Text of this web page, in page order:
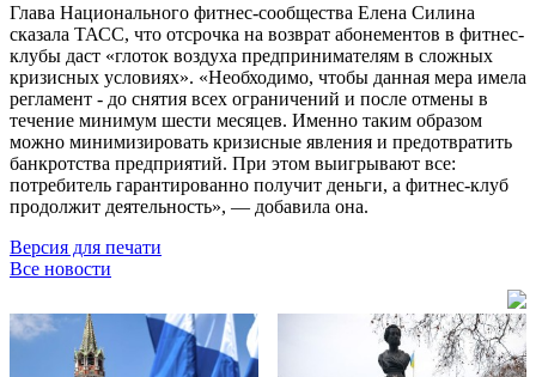
Глава Национального фитнес-сообщества Елена Силина
сказала ТАСС, что отсрочка на возврат абонементов в фитнес-
клубы даст «глоток воздуха предпринимателям в сложных
кризисных условиях». «Необходимо, чтобы данная мера имела
регламент - до снятия всех ограничений и после отмены в
течение минимум шести месяцев. Именно таким образом
можно минимизировать кризисные явления и предотвратить
банкротства предприятий. При этом выигрывают все:
потребитель гарантированно получит деньги, а фитнес-клуб
продолжит деятельность», — добавила она.
Версия для печати
Все новости